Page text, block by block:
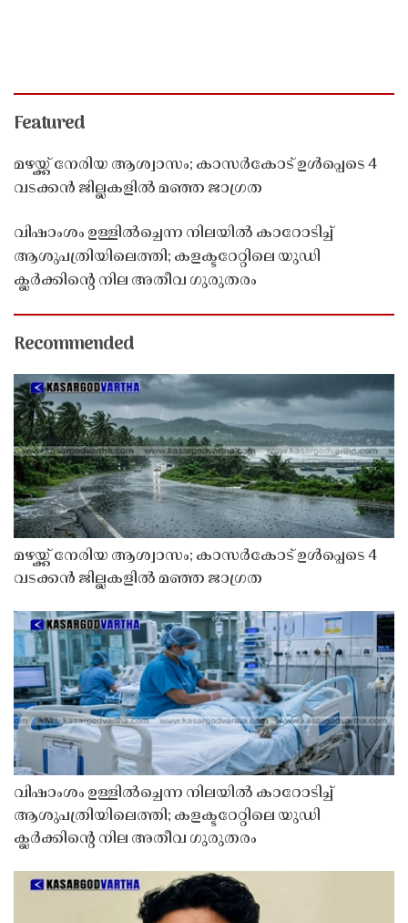
Featured
മഴയ്ക്ക് നേരിയ ആശ്വാസം; കാസർകോട് ഉൾപ്പെടെ 4
വടക്കൻ ജില്ലകളിൽ മഞ്ഞ ജാഗ്രത
വിഷാംശം ഉള്ളിൽച്ചെന്ന നിലയിൽ കാറോടിച്ച്
ആശുപത്രിയിലെത്തി; കളക്ടറേറ്റിലെ യുഡി
ക്ലർക്കിൻ്റെ നില അതീവ ഗുരുതരം
Recommended
മഴയ്ക്ക് നേരിയ ആശ്വാസം; കാസർകോട് ഉൾപ്പെടെ 4
വടക്കൻ ജില്ലകളിൽ മഞ്ഞ ജാഗ്രത
വിഷാംശം ഉള്ളിൽച്ചെന്ന നിലയിൽ കാറോടിച്ച്
ആശുപത്രിയിലെത്തി; കളക്ടറേറ്റിലെ യുഡി
ക്ലർക്കിൻ്റെ നില അതീവ ഗുരുതരം